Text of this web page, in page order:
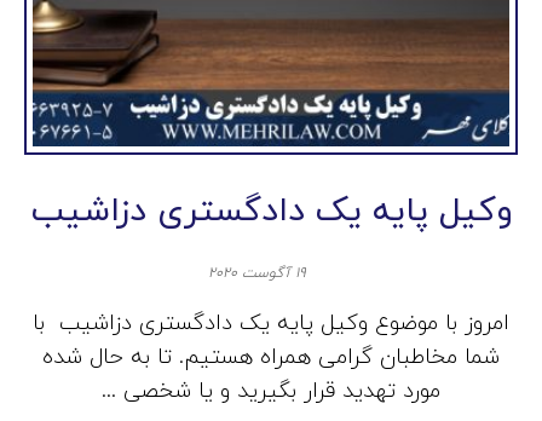
وکیل پایه یک دادگستری دزاشیب
۱۹ آگوست ۲۰۲۰
امروز با موضوع وکیل پایه یک دادگستری دزاشیب با
شما مخاطبان گرامی همراه هستیم. تا به حال شده
مورد تهدید قرار بگیرید و یا شخصی ...